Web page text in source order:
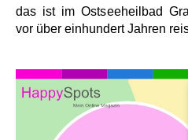
das ist im Ostseeheilbad
vor über einhundert Jahren